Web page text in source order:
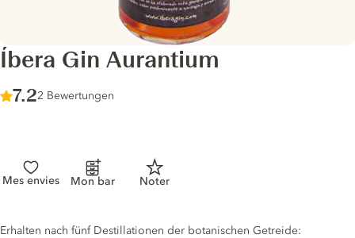
Íbera Gin Aurantium
Score :
7.2/ 10
2 Bewertungen
Mes envies Mon bar Noter
Gin description
Erhalten nach fünf Destillationen der botanischen Getreide: